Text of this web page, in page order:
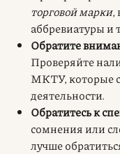
торговой марки,
аббревиатуры и
Обратите
Проверяйте
МКТУ, которые
деятельности.
Обратитесь к
сомнения или
лучше